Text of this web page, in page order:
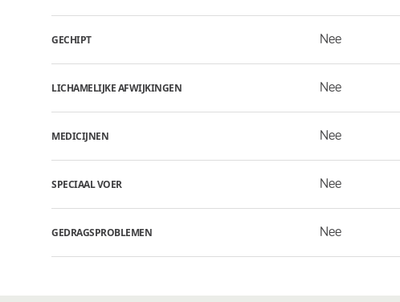
GECHIPT Nee
LICHAMELIJKE AFWIJKINGEN Nee
MEDICIJNEN Nee
SPECIAAL VOER Nee
GEDRAGSPROBLEMEN Nee